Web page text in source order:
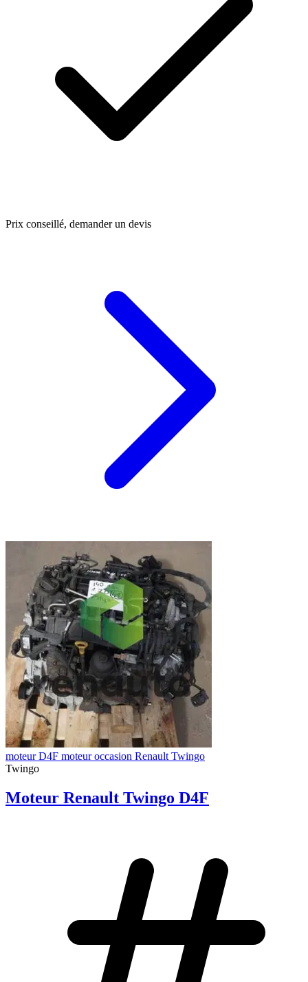
Prix conseillé, demander un devis
moteur D4F moteur occasion Renault Twingo
Twingo
Moteur Renault Twingo D4F